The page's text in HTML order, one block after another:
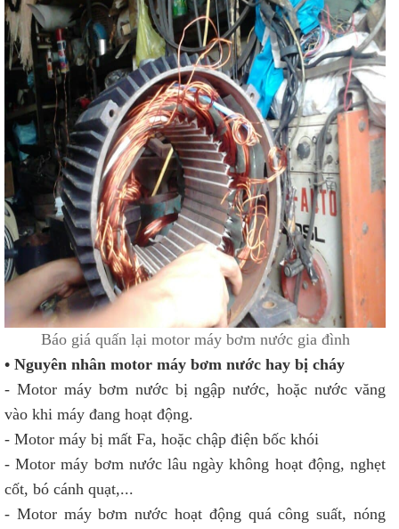
Báo giá quấn lại motor máy bơm nước gia đình
• Nguyên nhân motor máy bơm nước hay bị cháy
- Motor máy bơm nước bị ngập nước, hoặc nước văng
vào khi máy đang hoạt động.
- Motor máy bị mất Fa, hoặc chập điện bốc khói
- Motor máy bơm nước lâu ngày không hoạt động, nghẹt
cốt, bó cánh quạt,...
- Motor máy bơm nước hoạt động quá công suất, nóng